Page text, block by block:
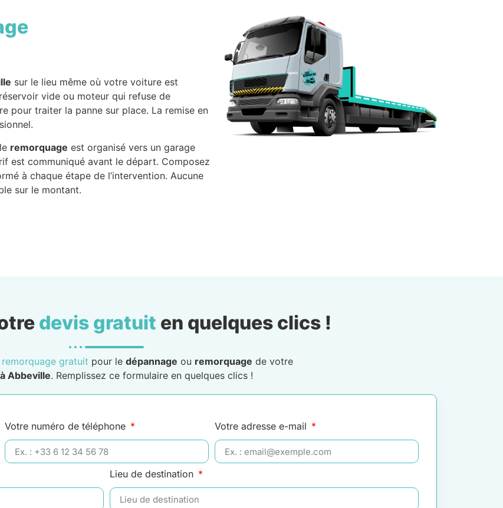
sur le lieu même où votre voiture est
vide ou moteur qui refuse de
pour traiter la panne sur place. La remise en
remorquage est organisé vers un garage
est communiqué avant le départ. Composez
à chaque étape de l’intervention. Aucune
sur le montant.
devis gratuit en quelques clics !
gratuit pour le dépannage ou remorquage de votre
à Abbeville. Remplissez ce formulaire en quelques clics !
Votre numéro de téléphone Votre adresse e-mail
Lieu de destination